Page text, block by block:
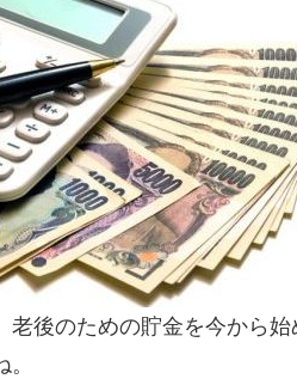
後のための貯金を今から